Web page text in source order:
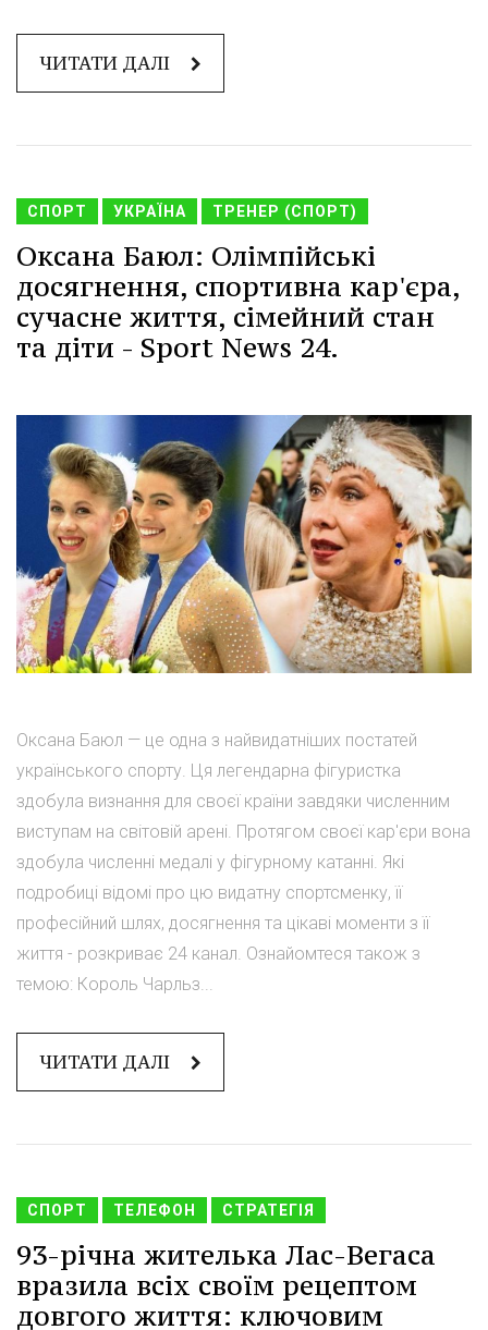
ЧИТАТИ ДАЛІ
СПОРТ УКРАЇНА ТРЕНЕР (СПОРТ)
Оксана Баюл: Олімпійські
досягнення, спортивна кар'єра,
сучасне життя, сімейний стан
та діти - Sport News 24.
Оксана Баюл — це одна з найвидатніших постатей
українського спорту. Ця легендарна фігуристка
здобула визнання для своєї країни завдяки численним
виступам на світовій арені. Протягом своєї кар'єри вона
здобула численні медалі у фігурному катанні. Які
подробиці відомі про цю видатну спортсменку, її
професійний шлях, досягнення та цікаві моменти з її
життя - розкриває 24 канал. Ознайомтеся також з
темою: Король Чарльз...
ЧИТАТИ ДАЛІ
СПОРТ ТЕЛЕФОН СТРАТЕГІЯ
93-річна жителька Лас-Вегаса
вразила всіх своїм рецептом
довгого життя: ключовим